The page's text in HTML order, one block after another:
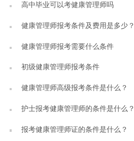
高中毕业可以考健康管理师吗
健康管理师报考条件及费用是多少？
健康管理师报考需要什么条件
初级健康管理师报考条件
健康管理师高级报考条件是什么？
护士报考健康管理师的条件是什么？
报考健康管理师证的条件是什么？